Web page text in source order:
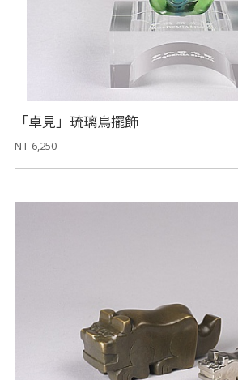
「卓見」琉璃鳥擺飾
NT 6,250